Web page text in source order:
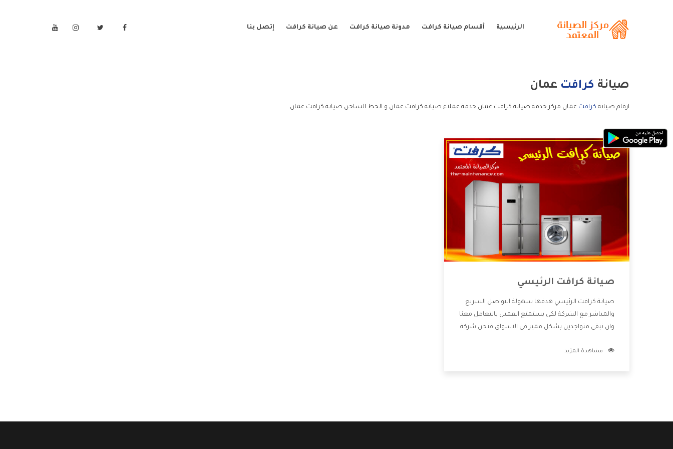
الرئيسية أقسام صيانة كرافت مدونة صيانة كرافت عن صيانة كرافت إتصل بنا
صيانة كرافت عمان
ارقام صيانة كرافت عمان مركز خدمة صيانة كرافت عمان خدمة عملاء صيانة كرافت عمان و الخط الساخن صيانة كرافت عمان.
صيانة كرافت الرئيسي
صيانة كرافت الرئيسي هدفها سهولة التواصل السريع
والمباشر مع الشركة لكى يستمتع العميل بالتعامل معنا
وان نبقى متواجدين بشكل مميز فى الاسواق فنحن شركة
بالخدمات التى تنفرد الشركة بها والتى تكون منها خدمة
مشاهدة المزيد